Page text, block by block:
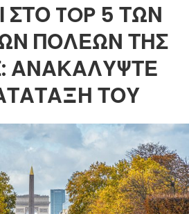
ΣΤΟ TOP 5 ΤΩΝ
ΠΌΛΕΩΝ ΤΗΣ
ΑΝΑΚΑΛΎΨΤΕ
ΤΟΥ